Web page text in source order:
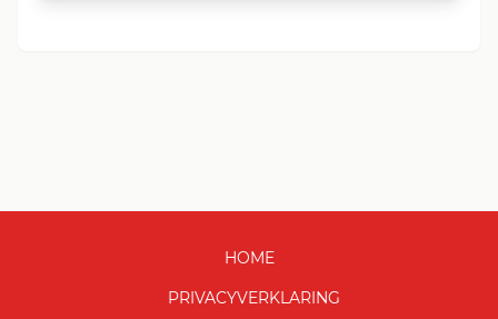
HOME
PRIVACYVERKLARING